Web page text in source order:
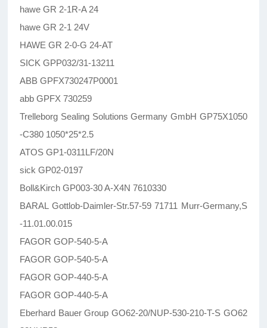
hawe GR 2-1R-A 24
hawe GR 2-1 24V
HAWE GR 2-0-G 24-AT
SICK GPP032/31-13211
ABB GPFX730247P0001
abb GPFX 730259
Trelleborg Sealing Solutions Germany GmbH GP75X1050
-C380 1050*25*2.5
ATOS GP1-0311LF/20N
sick GP02-0197
Boll&Kirch GP003-30 A-X4N 7610330
BARAL Gottlob-Daimler-Str.57-59 71711 Murr-Germany,S
-11.01.00.015
FAGOR GOP-540-5-A
FAGOR GOP-540-5-A
FAGOR GOP-440-5-A
FAGOR GOP-440-5-A
Eberhard Bauer Group GO62-20/NUP-530-210-T-S GO62